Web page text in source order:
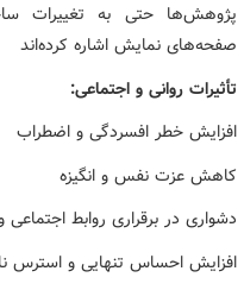
پژوهش‌ها حتی به تغییرات
صفحه‌های نمایش اشاره کرده‌اند
تأثیرات روانی و اجتماعی:
افزایش خطر افسردگی و اضطراب
کاهش عزت نفس و انگیزه
دشواری در برقراری روابط
افزایش احساس تنهایی و استرس